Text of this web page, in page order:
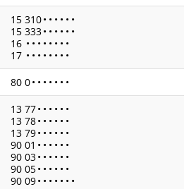
15 310• • • • • •
15 333• • • • • •
16 • • • • • • • •
17 • • • • • • • •
80 0• • • • • • •
13 77• • • • • •
13 78• • • • • •
13 79• • • • • •
90 01 • • • • • •
90 03• • • • • •
90 05• • • • • •
90 09• • • • • • •